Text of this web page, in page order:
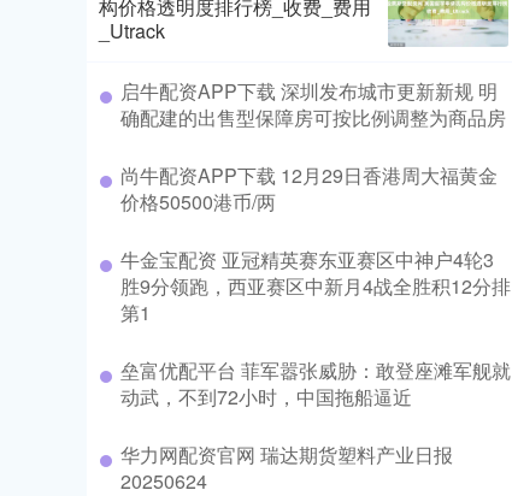
构价格透明度排行榜_收费_费用
_Utrack
启牛配资APP下载 深圳发布城市更新新规 明
确配建的出售型保障房可按比例调整为商品房
尚牛配资APP下载 12月29日香港周大福黄金
价格50500港币/两
牛金宝配资 亚冠精英赛东亚赛区中神户4轮3
胜9分领跑，西亚赛区中新月4战全胜积12分排
第1
垒富优配平台 菲军嚣张威胁：敢登座滩军舰就
动武，不到72小时，中国拖船逼近
华力网配资官网 瑞达期货塑料产业日报
20250624